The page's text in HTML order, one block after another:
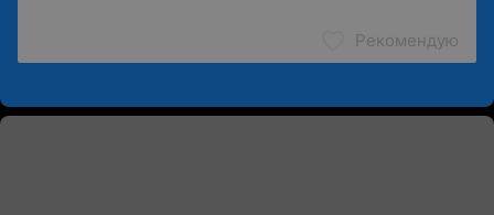
Рекомендую